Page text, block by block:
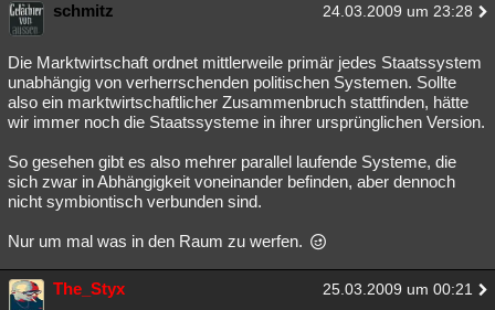
schmitz 24.03.2009 um 23:28
Die Marktwirtschaft ordnet mittlerweile primär jedes Staatssystem
unabhängig von verherrschenden politischen Systemen. Sollte
also ein marktwirtschaftlicher Zusammenbruch stattfinden, hätte
wir immer noch die Staatssysteme in ihrer ursprünglichen Version.
So gesehen gibt es also mehrer parallel laufende Systeme, die
sich zwar in Abhängigkeit voneinander befinden, aber dennoch
nicht symbiontisch verbunden sind.
Nur um mal was in den Raum zu werfen.
The_Styx 25.03.2009 um 00:21